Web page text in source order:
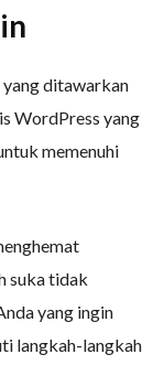
yang ditawarkan
WordPress yang
memenuhi
suka tidak
yang ingin
langkah-langkah